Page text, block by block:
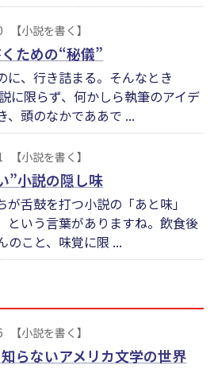
【小説を書く】
ための“秘儀”
に、行き詰まる。そんなとき
限らず、何かしら執筆のアイデ
、頭のなかでああで ...
【小説を書く】
”小説の隠し味
が舌鼓を打つ小説の「あと味」
という言葉がありますね。飲食後
のこと、味覚に限 ...
【小説を書く】
らないアメリカ文学の世界